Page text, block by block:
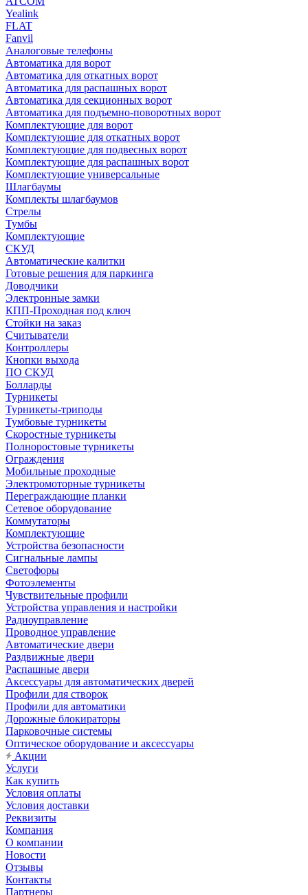
Yealink
FLAT
Fanvil
Аналоговые телефоны
Автоматика для ворот
Автоматика для откатных ворот
Автоматика для распашных ворот
Автоматика для секционных ворот
Автоматика для подъемно-поворотных ворот
Комплектующие для ворот
Комплектующие для откатных ворот
Комплектующие для подвесных ворот
Комплектующие для распашных ворот
Комплектующие универсальные
Шлагбаумы
Комплекты шлагбаумов
Стрелы
Тумбы
Комплектующие
СКУД
Автоматические калитки
Готовые решения для паркинга
Доводчики
Электронные замки
КПП-Проходная под ключ
Стойки на заказ
Считыватели
Контроллеры
Кнопки выхода
ПО СКУД
Болларды
Турникеты
Турникеты-триподы
Тумбовые турникеты
Скоростные турникеты
Полноростовые турникеты
Ограждения
Мобильные проходные
Электромоторные турникеты
Переграждающие планки
Сетевое оборудование
Коммутаторы
Комплектующие
Устройства безопасности
Сигнальные лампы
Светофоры
Фотоэлементы
Чувствительные профили
Устройства управления и настройки
Радиоуправление
Проводное управление
Автоматические двери
Раздвижные двери
Распашные двери
Аксессуары для автоматических дверей
Профили для створок
Профили для автоматики
Дорожные блокираторы
Парковочные системы
Оптическое оборудование и аксессуары
Акции
Услуги
Как купить
Условия оплаты
Условия доставки
Реквизиты
Компания
О компании
Новости
Отзывы
Контакты
Партнеры